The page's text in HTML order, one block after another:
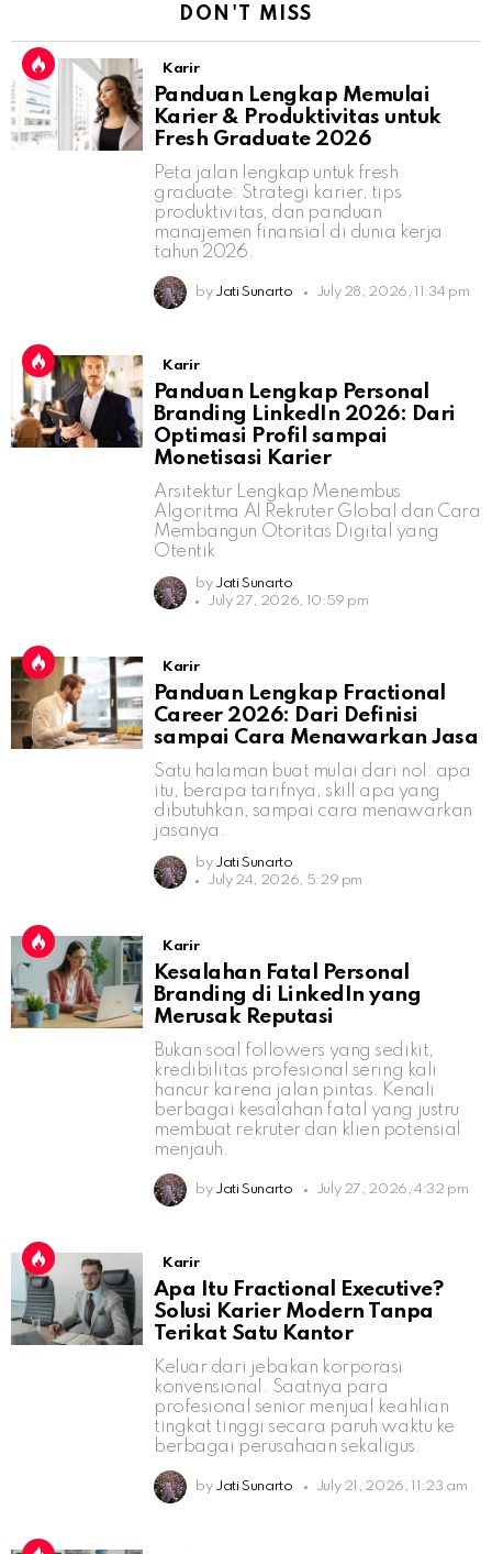
DON'T MISS
Karir
Panduan Lengkap Memulai
Karier & Produktivitas untuk
Fresh Graduate 2026
Peta jalan lengkap untuk fresh
graduate: Strategi karier, tips
produktivitas, dan panduan
manajemen finansial di dunia kerja
tahun 2026.
by Jati Sunarto July 28, 2026, 11:34 pm
Karir
Panduan Lengkap Personal
Branding LinkedIn 2026: Dari
Optimasi Profil sampai
Monetisasi Karier
Arsitektur Lengkap Menembus
Algoritma AI Rekruter Global dan Cara
Membangun Otoritas Digital yang
Otentik
by Jati Sunarto
July 27, 2026, 10:59 pm
Karir
Panduan Lengkap Fractional
Career 2026: Dari Definisi
sampai Cara Menawarkan Jasa
Satu halaman buat mulai dari nol: apa
itu, berapa tarifnya, skill apa yang
dibutuhkan, sampai cara menawarkan
jasanya.
by Jati Sunarto
July 24, 2026, 5:29 pm
Karir
Kesalahan Fatal Personal
Branding di LinkedIn yang
Merusak Reputasi
Bukan soal followers yang sedikit,
kredibilitas profesional sering kali
hancur karena jalan pintas. Kenali
berbagai kesalahan fatal yang justru
membuat rekruter dan klien potensial
menjauh.
by Jati Sunarto July 27, 2026, 4:32 pm
Karir
Apa Itu Fractional Executive?
Solusi Karier Modern Tanpa
Terikat Satu Kantor
Keluar dari jebakan korporasi
konvensional. Saatnya para
profesional senior menjual keahlian
tingkat tinggi secara paruh waktu ke
berbagai perusahaan sekaligus.
by Jati Sunarto July 21, 2026, 11:23 am